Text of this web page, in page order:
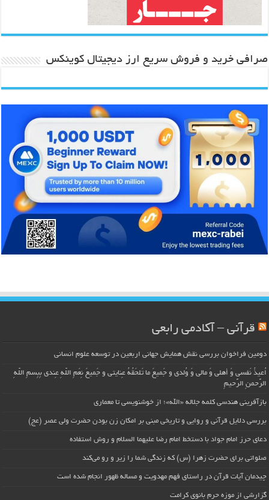
صرافی خرید و فروش سریع ارز دیجیتال کوینکس
قرآنی – آکادمی رابعی
دومین فراخوان بررسی نقش همایش جهانی اربعین در توسعه علوم انسانی
اُعیذُ نَفسی وَ أهلی وَ مالی وَ وُلدی و جَمیعَ ما تَلحَقُهُ عِنایتی و جَمیعَ نِعَمِ اللّهِ عِندی بِبِسمِ اللّهِ
الرَّحمنِ الرَّحیمِ
بازآفرینی هندسی کلمه جلاله «الله»؛ از خوشنویسی تا معماری
بررسی دلایل قرآنی و روایی و تاریخی مبنی بر امکان زن بودن حضرت ولی عصر (عج)
دعای حرز امام جواد با دستخط امام رضا علیهما السلام و روش استفاده
صلواتی برای حضرت زهرا (س) که زندگی شما را زیر و رو می‌کند
چیدمان آیات قرآن در راستای فهم مهدویت و مساله ظهور انجام شده است
گزارشی از موزه حرم بانوی کرامت